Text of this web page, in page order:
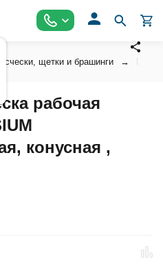
щетки и брашинги
рабочая
конусная ,